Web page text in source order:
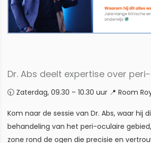
Dr. Abs deelt expertise over
🕤 Zaterdag, 09.30 – 10.30 uur 📍 Room
Kom naar de sessie van Dr. Abs, waar hij
behandeling van het peri-oculaire
zone rond de ogen die precisie en